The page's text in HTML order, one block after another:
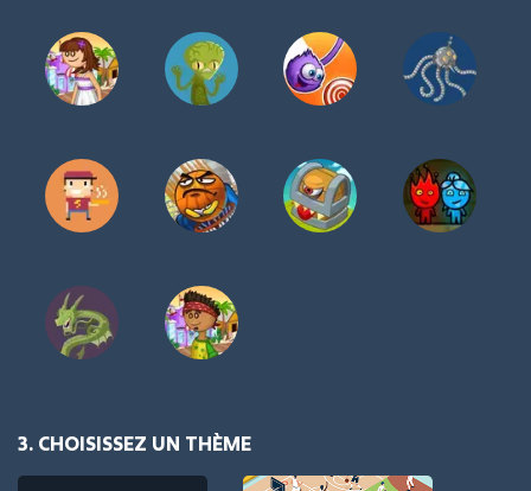
3. CHOISISSEZ UN THÈME